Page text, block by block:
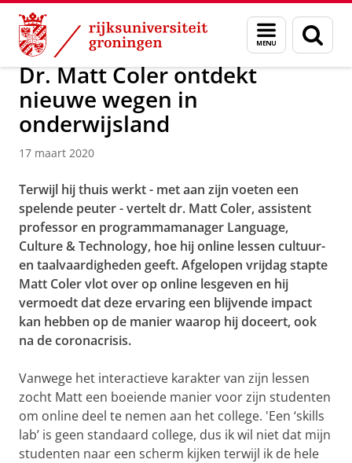
Skip
Content
Skip
Navigation
Menu
en
zoeken
University College Fryslân: Global Responsibility &
Dr. Matt Coler ontdekt
nieuwe wegen in
onderwijsland
17 maart 2020
Terwijl hij thuis werkt - met aan zijn voeten een
spelende peuter - vertelt dr. Matt Coler, assistent
professor en programmamanager Language,
Culture & Technology, hoe hij online lessen cultuur-
en taalvaardigheden geeft. Afgelopen vrijdag stapte
Matt Coler vlot over op online lesgeven en hij
vermoedt dat deze ervaring een blijvende impact
kan hebben op de manier waarop hij doceert, ook
na de coronacrisis.
Vanwege het interactieve karakter van zijn lessen
zocht Matt een boeiende manier voor zijn studenten
om online deel te nemen aan het college. 'Een ‘skills
lab’ is geen standaard college, dus ik wil niet dat mijn
studenten naar een scherm kijken terwijl ik de hele